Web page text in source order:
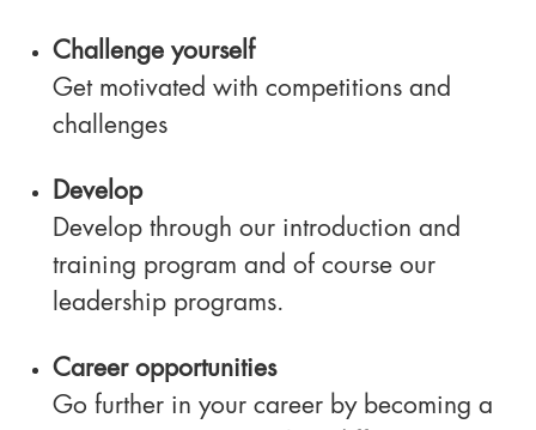
Challenge yourself
Get motivated with competitions and
challenges
Develop
Develop through our introduction and
training program and of course our
leadership programs.
Career opportunities
Go further in your career by becoming a